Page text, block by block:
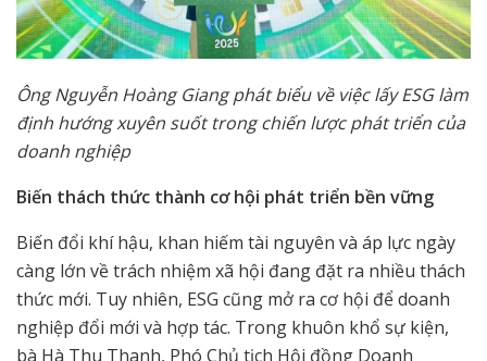
Ông Nguyễn Hoàng Giang phát biểu về việc lấy ESG làm
định hướng xuyên suốt trong chiến lược phát triển của
doanh nghiệp
Biến thách thức thành cơ hội phát triển bền vững
Biến đổi khí hậu, khan hiếm tài nguyên và áp lực ngày
càng lớn về trách nhiệm xã hội đang đặt ra nhiều thách
thức mới. Tuy nhiên, ESG cũng mở ra cơ hội để doanh
nghiệp đổi mới và hợp tác. Trong khuôn khổ sự kiện,
bà Hà Thu Thanh, Phó Chủ tịch Hội đồng Doanh